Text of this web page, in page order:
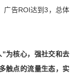
广告ROI达到3，总体
”为核心，强社交和去
触点的流量生态，实